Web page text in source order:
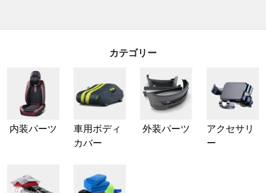
カテゴリー
内装パーツ
車用ボディ
カバー
外装パーツ
アクセサリ
ー